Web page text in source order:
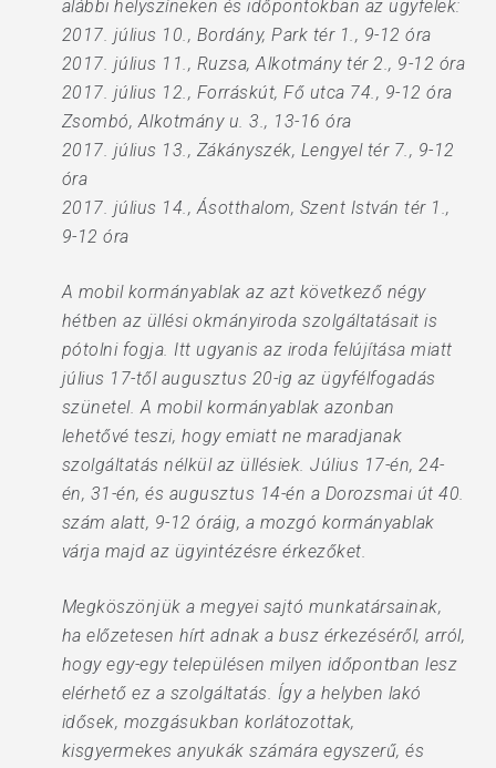
alábbi helyszíneken és időpontokban az ügyfelek:
2017. július 10., Bordány, Park tér 1., 9-12 óra
2017. július 11., Ruzsa, Alkotmány tér 2., 9-12 óra
2017. július 12., Forráskút, Fő utca 74., 9-12 óra
Zsombó, Alkotmány u. 3., 13-16 óra
2017. július 13., Zákányszék, Lengyel tér 7., 9-12
óra
2017. július 14., Ásotthalom, Szent István tér 1.,
9-12 óra
A mobil kormányablak az azt következő négy
hétben az üllési okmányiroda szolgáltatásait is
pótolni fogja. Itt ugyanis az iroda felújítása miatt
július 17-től augusztus 20-ig az ügyfélfogadás
szünetel. A mobil kormányablak azonban
lehetővé teszi, hogy emiatt ne maradjanak
szolgáltatás nélkül az üllésiek. Július 17-én, 24-
én, 31-én, és augusztus 14-én a Dorozsmai út 40.
szám alatt, 9-12 óráig, a mozgó kormányablak
várja majd az ügyintézésre érkezőket.
Megköszönjük a megyei sajtó munkatársainak,
ha előzetesen hírt adnak a busz érkezéséről, arról,
hogy egy-egy településen milyen időpontban lesz
elérhető ez a szolgáltatás. Így a helyben lakó
idősek, mozgásukban korlátozottak,
kisgyermekes anyukák számára egyszerű, és